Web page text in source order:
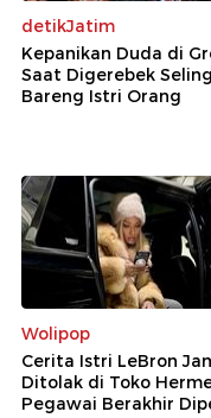
detikJatim
Kepanikan Duda di
Saat Digerebek
Bareng Istri Orang
Wolipop
Cerita Istri LeBron
Ditolak di Toko
Pegawai Berakhir